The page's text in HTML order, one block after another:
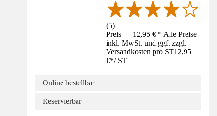
(5)
Preis — 12,95 € * Alle Preise
inkl. MwSt. und ggf. zzgl.
Versandkosten pro ST12,95
€*/ ST
Online bestellbar
Reservierbar